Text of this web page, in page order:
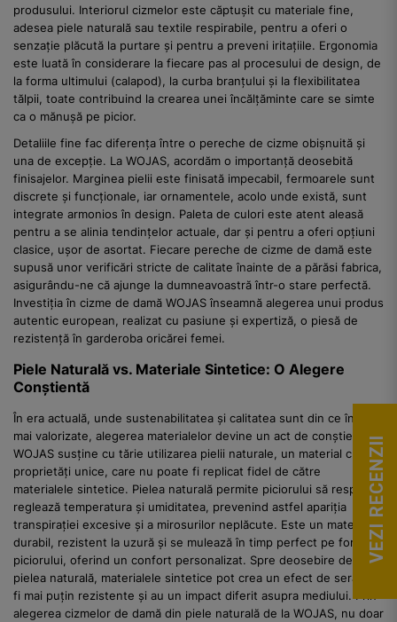
produsului. Interiorul cizmelor este căptușit cu materiale fine,
adesea piele naturală sau textile respirabile, pentru a oferi o
senzație plăcută la purtare și pentru a preveni iritațiile. Ergonomia
este luată în considerare la fiecare pas al procesului de design, de
la forma ultimului (calapod), la curba branțului și la flexibilitatea
tălpii, toate contribuind la crearea unei încălțăminte care se simte
ca o mănușă pe picior.
Detaliile fine fac diferența între o pereche de cizme obișnuită și
una de excepție. La WOJAS, acordăm o importanță deosebită
finisajelor. Marginea pielii este finisată impecabil, fermoarele sunt
discrete și funcționale, iar ornamentele, acolo unde există, sunt
integrate armonios în design. Paleta de culori este atent aleasă
pentru a se alinia tendințelor actuale, dar și pentru a oferi opțiuni
clasice, ușor de asortat. Fiecare pereche de cizme de damă este
supusă unor verificări stricte de calitate înainte de a părăsi fabrica,
asigurându-ne că ajunge la dumneavoastră într-o stare perfectă.
Investiția în cizme de damă WOJAS înseamnă alegerea unui produs
autentic european, realizat cu pasiune și expertiză, o piesă de
rezistență în garderoba oricărei femei.
Piele Naturală vs. Materiale Sintetice: O Alegere
Conștientă
În era actuală, unde sustenabilitatea și calitatea sunt din ce în ce
mai valorizate, alegerea materialelor devine un act de conștiență.
WOJAS susține cu tărie utilizarea pielii naturale, un material cu
proprietăți unice, care nu poate fi replicat fidel de către
materialele sintetice. Pielea naturală permite piciorului să respire,
reglează temperatura și umiditatea, prevenind astfel apariția
transpirației excesive și a mirosurilor neplăcute. Este un material
durabil, rezistent la uzură și se mulează în timp perfect pe forma
piciorului, oferind un confort personalizat. Spre deosebire de
pielea naturală, materialele sintetice pot crea un efect de seră, pot
fi mai puțin rezistente și au un impact diferit asupra mediului. Prin
alegerea cizmelor de damă din piele naturală de la WOJAS, nu doar
VEZI RECENZII